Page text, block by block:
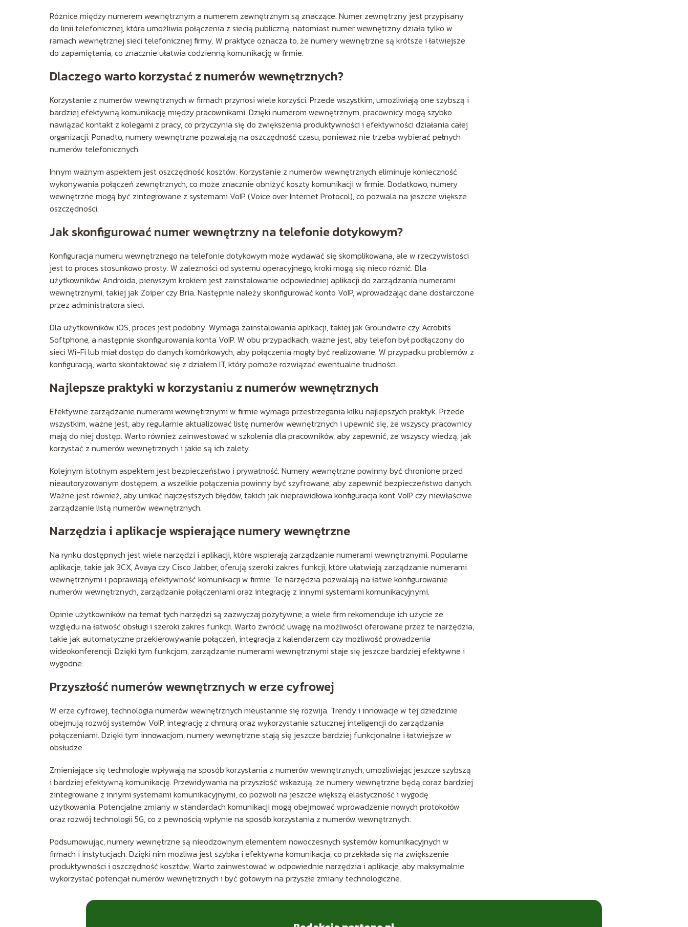
Różnice między numerem wewnętrznym a numerem zewnętrznym są znaczące. Numer zewnętrzny jest przypisany
do linii telefonicznej, która umożliwia połączenia z siecią publiczną, natomiast numer wewnętrzny działa tylko w
ramach wewnętrznej sieci telefonicznej firmy. W praktyce oznacza to, że numery wewnętrzne są krótsze i łatwiejsze
do zapamiętania, co znacznie ułatwia codzienną komunikację w firmie.
Dlaczego warto korzystać z numerów wewnętrznych?
Korzystanie z numerów wewnętrznych w firmach przynosi wiele korzyści. Przede wszystkim, umożliwiają one szybszą i
bardziej efektywną komunikację między pracownikami. Dzięki numerom wewnętrznym, pracownicy mogą szybko
nawiązać kontakt z kolegami z pracy, co przyczynia się do zwiększenia produktywności i efektywności działania całej
organizacji. Ponadto, numery wewnętrzne pozwalają na oszczędność czasu, ponieważ nie trzeba wybierać pełnych
numerów telefonicznych.
Innym ważnym aspektem jest oszczędność kosztów. Korzystanie z numerów wewnętrznych eliminuje konieczność
wykonywania połączeń zewnętrznych, co może znacznie obniżyć koszty komunikacji w firmie. Dodatkowo, numery
wewnętrzne mogą być zintegrowane z systemami VoIP (Voice over Internet Protocol), co pozwala na jeszcze większe
oszczędności.
Jak skonfigurować numer wewnętrzny na telefonie dotykowym?
Konfiguracja numeru wewnętrznego na telefonie dotykowym może wydawać się skomplikowana, ale w rzeczywistości
jest to proces stosunkowo prosty. W zależności od systemu operacyjnego, kroki mogą się nieco różnić. Dla
użytkowników Androida, pierwszym krokiem jest zainstalowanie odpowiedniej aplikacji do zarządzania numerami
wewnętrznymi, takiej jak Zoiper czy Bria. Następnie należy skonfigurować konto VoIP, wprowadzając dane dostarczone
przez administratora sieci.
Dla użytkowników iOS, proces jest podobny. Wymaga zainstalowania aplikacji, takiej jak Groundwire czy Acrobits
Softphone, a następnie skonfigurowania konta VoIP. W obu przypadkach, ważne jest, aby telefon był podłączony do
sieci Wi-Fi lub miał dostęp do danych komórkowych, aby połączenia mogły być realizowane. W przypadku problemów z
konfiguracją, warto skontaktować się z działem IT, który pomoże rozwiązać ewentualne trudności.
Najlepsze praktyki w korzystaniu z numerów wewnętrznych
Efektywne zarządzanie numerami wewnętrznymi w firmie wymaga przestrzegania kilku najlepszych praktyk. Przede
wszystkim, ważne jest, aby regularnie aktualizować listę numerów wewnętrznych i upewnić się, że wszyscy pracownicy
mają do niej dostęp. Warto również zainwestować w szkolenia dla pracowników, aby zapewnić, że wszyscy wiedzą, jak
korzystać z numerów wewnętrznych i jakie są ich zalety.
Kolejnym istotnym aspektem jest bezpieczeństwo i prywatność. Numery wewnętrzne powinny być chronione przed
nieautoryzowanym dostępem, a wszelkie połączenia powinny być szyfrowane, aby zapewnić bezpieczeństwo danych.
Ważne jest również, aby unikać najczęstszych błędów, takich jak nieprawidłowa konfiguracja kont VoIP czy niewłaściwe
zarządzanie listą numerów wewnętrznych.
Narzędzia i aplikacje wspierające numery wewnętrzne
Na rynku dostępnych jest wiele narzędzi i aplikacji, które wspierają zarządzanie numerami wewnętrznymi. Popularne
aplikacje, takie jak 3CX, Avaya czy Cisco Jabber, oferują szeroki zakres funkcji, które ułatwiają zarządzanie numerami
wewnętrznymi i poprawiają efektywność komunikacji w firmie. Te narzędzia pozwalają na łatwe konfigurowanie
numerów wewnętrznych, zarządzanie połączeniami oraz integrację z innymi systemami komunikacyjnymi.
Opinie użytkowników na temat tych narzędzi są zazwyczaj pozytywne, a wiele firm rekomenduje ich użycie ze
względu na łatwość obsługi i szeroki zakres funkcji. Warto zwrócić uwagę na możliwości oferowane przez te narzędzia,
takie jak automatyczne przekierowywanie połączeń, integracja z kalendarzem czy możliwość prowadzenia
wideokonferencji. Dzięki tym funkcjom, zarządzanie numerami wewnętrznymi staje się jeszcze bardziej efektywne i
wygodne.
Przyszłość numerów wewnętrznych w erze cyfrowej
W erze cyfrowej, technologia numerów wewnętrznych nieustannie się rozwija. Trendy i innowacje w tej dziedzinie
obejmują rozwój systemów VoIP, integrację z chmurą oraz wykorzystanie sztucznej inteligencji do zarządzania
połączeniami. Dzięki tym innowacjom, numery wewnętrzne stają się jeszcze bardziej funkcjonalne i łatwiejsze w
obsłudze.
Zmieniające się technologie wpływają na sposób korzystania z numerów wewnętrznych, umożliwiając jeszcze szybszą
i bardziej efektywną komunikację. Przewidywania na przyszłość wskazują, że numery wewnętrzne będą coraz bardziej
zintegrowane z innymi systemami komunikacyjnymi, co pozwoli na jeszcze większą elastyczność i wygodę
użytkowania. Potencjalne zmiany w standardach komunikacji mogą obejmować wprowadzenie nowych protokołów
oraz rozwój technologii 5G, co z pewnością wpłynie na sposób korzystania z numerów wewnętrznych.
Podsumowując, numery wewnętrzne są nieodzownym elementem nowoczesnych systemów komunikacyjnych w
firmach i instytucjach. Dzięki nim możliwa jest szybka i efektywna komunikacja, co przekłada się na zwiększenie
produktywności i oszczędność kosztów. Warto zainwestować w odpowiednie narzędzia i aplikacje, aby maksymalnie
wykorzystać potencjał numerów wewnętrznych i być gotowym na przyszłe zmiany technologiczne.